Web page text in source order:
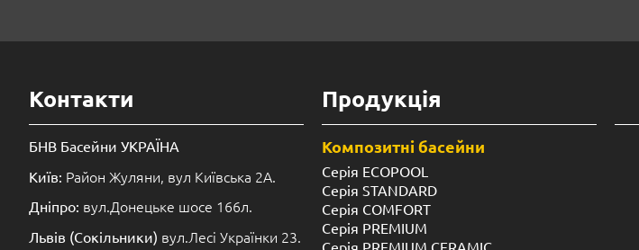
Контакти
БНВ Басейни УКРАЇНА
Київ: Район Жуляни, вул Київська 2А.
Дніпро: вул.Донецьке шосе 166л.
Львів (Сокільники) вул.Лесі Українки 23.
Продукція
Композитні басейни
Серія ECOPOOL
Серія STANDARD
Серія COMFORT
Серія PREMIUM